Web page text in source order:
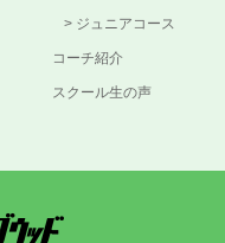
ジュニアコース
コーチ紹介
スクール生の声